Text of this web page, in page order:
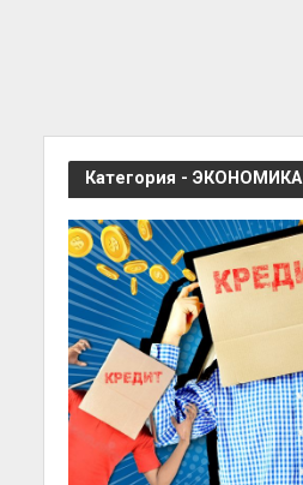
Категория - ЭКОНОМИКА